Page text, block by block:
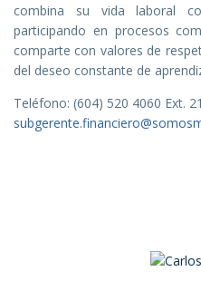
combina su vida laboral
participando en procesos
comparte con valores de
del deseo constante de
Teléfono: (604) 520 4060 Ext.